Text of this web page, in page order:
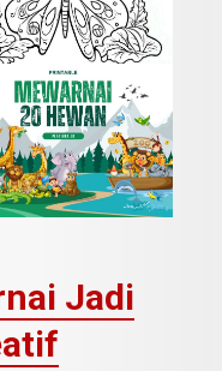
Jadi